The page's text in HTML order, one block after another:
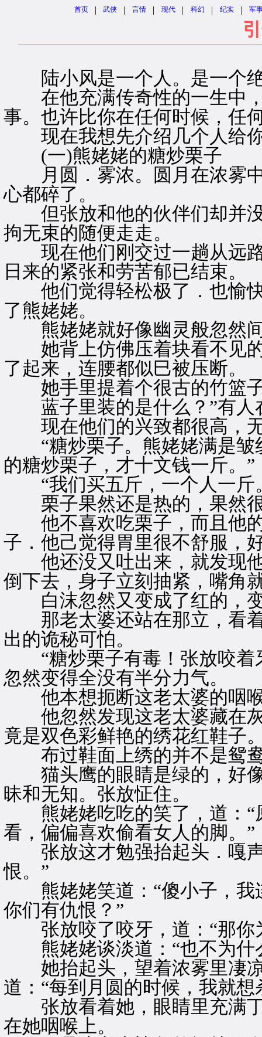
首页 | 武侠 | 言情 | 现代 | 科幻 | 纪实 | 军
陆小风是一个人。是一个绝
在他充满传奇性的一生中，
事。也许比你在任何时候，任
现在我想先介绍几个人给你
(一)熊姥姥的糖炒栗子
月圆．雾浓。圆月在浓雾中
心都碎了。
但张放和他的伙伴们却并没
拘无束的随便走走。
现在他们刚交过一趟从远路
日来的紧张和劳苦郁已结束。
他们觉得轻松极了．也愉快
了熊姥姥。
熊姥姥就好像幽灵般忽然间
她背上仿佛压着块看不见的
了起来，连腰都似巳被压断。
她手里提着个很古的竹篮子
蓝子里装的是什么？”有人
现在他们的兴致都很高，无
“糖炒栗子。熊姥姥满是皱
的糖炒栗子，才十文钱一斤。”
“我们买五斤，一个人一斤
栗子果然还是热的，果然很
他不喜欢吃栗子，而且他的
子．他己觉得胃里很不舒服，
他还没又吐出来，就发现他
倒下去，身子立刻抽紧，嘴角
白沫忽然又变成了红的，
那老太婆还站在那立，看着
出的诡秘可怕。
“糖炒栗子有毒！张放咬着
忽然变得全没有半分力气。
他本想扼断这老太婆的咽喉
他忽然发现这老太婆藏在灰
竟是双色彩鲜艳的绣花红鞋子
布过鞋面上绣的并不是鸳
猫头鹰的眼睛是绿的，好像
昧和无知。张放怔住。
熊姥姥吃吃的笑了，道：“
看，偏偏喜欢偷看女人的脚。”
张放这才勉强抬起头．嘎声
恨。”
熊姥姥笑道：“傻小子，我
你们有仇恨？”
张放咬了咬牙，道：“那你
熊姥姥谈淡道：“也不为什
她抬起头，望着浓雾里凄凉
道：“每到月圆的时候，我就想
张放看着她，眼睛里充满丁
在她咽喉上。